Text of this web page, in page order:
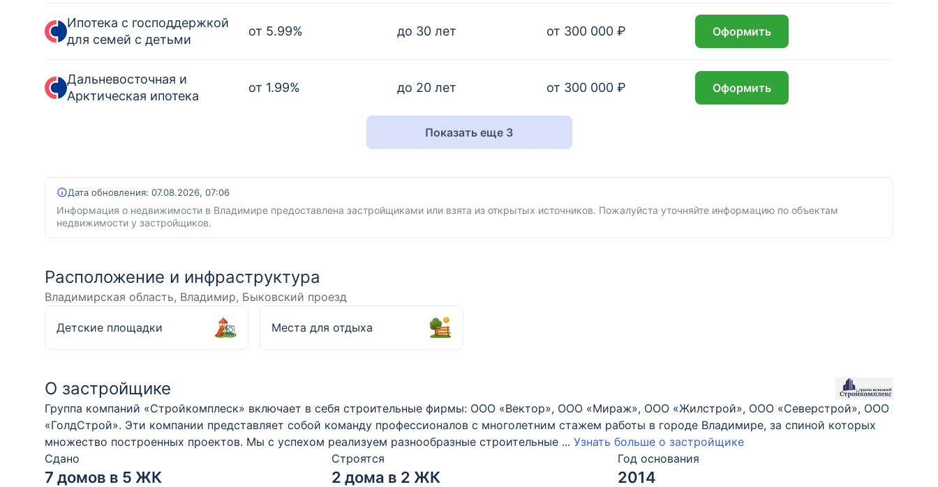
Ипотека с господдержкой
для семей с детьми
от 5.99% до 30 лет от 300 000 ₽ Оформить
Дальневосточная и
Арктическая ипотека
от 1.99% до 20 лет от 300 000 ₽ Оформить
Показать еще 3
Дата обновления: 07.08.2026, 07:06
Информация о недвижимости в Владимире предоставлена застройщиками или взята из открытых источников. Пожалуйста уточняйте информацию по объектам
недвижимости у застройщиков.
Расположение и инфраструктура
Владимирская область, Владимир, Быковский проезд
Детские площадки Места для отдыха
О застройщике
Группа компаний «Стройкомплеск» включает в себя строительные фирмы: ООО «Вектор», ООО «Мираж», ООО «Жилстрой», ООО «Северстрой», ООО
«ГолдСтрой». Эти компании представляет собой команду профессионалов с многолетним стажем работы в городе Владимире, за спиной которых
множество построенных проектов. Мы с успехом реализуем разнообразные строительные ... Узнать больше о застройщике
Сдано
7 домов в 5 ЖК
Строятся
2 дома в 2 ЖК
Год основания
2014